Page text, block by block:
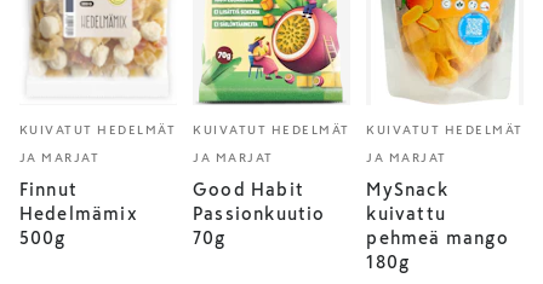
KUIVATUT HEDELMÄT
JA MARJAT
Finnut
Hedelmämix
500g
KUIVATUT HEDELMÄT
JA MARJAT
Good Habit
Passionkuutio
70g
KUIVATUT HEDELMÄT
JA MARJAT
MySnack
kuivattu
pehmeä mango
180g